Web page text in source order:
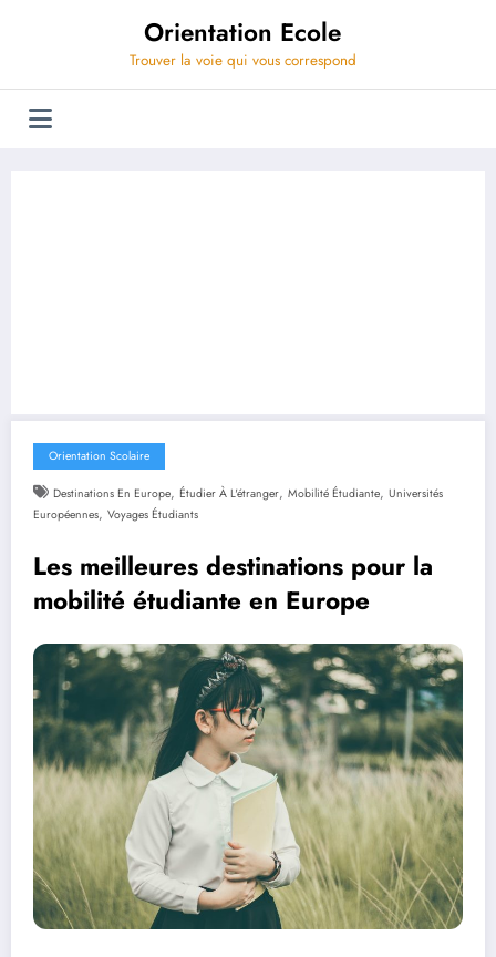
Orientation Ecole
Trouver la voie qui vous correspond
Orientation Scolaire
Destinations En Europe, Étudier À L'étranger, Mobilité Étudiante, Universités
Européennes, Voyages Étudiants
Les meilleures destinations pour la
mobilité étudiante en Europe